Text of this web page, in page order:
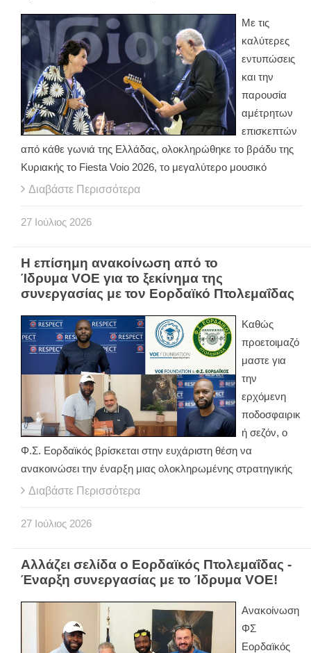
Με τις
καλύτερες
εντυπώσεις
και την
παρουσία
αμέτρητων
επισκεπτών
από κάθε γωνιά της Ελλάδας, ολοκληρώθηκε το βράδυ της
Κυριακής το Fiesta Voio 2026, το μεγαλύτερο μουσικό
Διαβάστε Περισσότερα
27 Ιούλιος 2026
Η επίσημη ανακοίνωση από το
Ίδρυμα VOE για το ξεκίνημα της
συνεργασίας με τον Εορδαϊκό Πτολεμαΐδας
Καθώς
προετοιμαζό
μαστε για
την
ερχόμενη
ποδοσφαιρικ
ή σεζόν, ο
Φ.Σ. Εορδαϊκός βρίσκεται στην ευχάριστη θέση να
ανακοινώσει την έναρξη μιας ολοκληρωμένης στρατηγικής
Διαβάστε Περισσότερα
27 Ιούλιος 2026
Αλλάζει σελίδα ο Εορδαϊκός Πτολεμαΐδας -
Έναρξη συνεργασίας με το Ίδρυμα VOE!
Ανακοίνωση
ΦΣ
Εορδαϊκός